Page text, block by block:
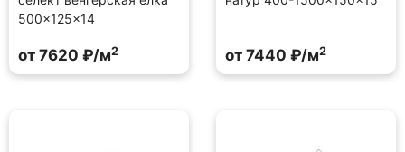
500×125×14
от 7620 ₽/м2 от 7440 ₽/м2